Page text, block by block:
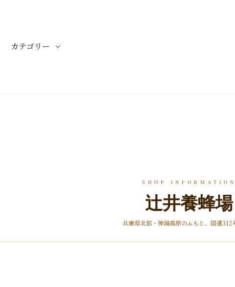
カテゴリー
SHOP
辻井養蜂場
兵庫県北部・神鍋高原のふもと、国道312